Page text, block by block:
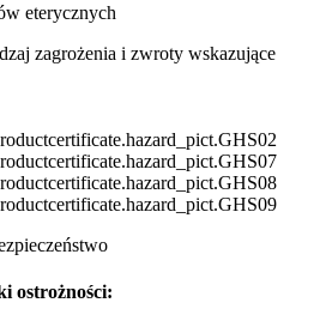
eterycznych
zagrożenia i zwroty wskazujące
ostrożności: